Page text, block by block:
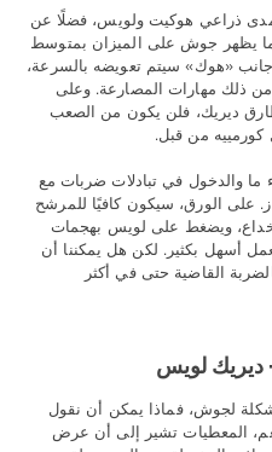
سنتيمترًا بين مدى ذراعي هوكيت ولويس، فضلًا عن
يظهر جوش على الميزان بمتوسط
جانب «هوك» سيتم تعويضه بالسرعة،
من ذلك مهارات المصارعة. وعلى
ديريك، فلن يكون من الصعب
كورمييه من قبل.
ما والدخول في تبادلات ضربات مع
على الورق، سيكون كافيًا للمرشح
ويضغط على لويس بهجمات
أسهل بكثير. لكن هل يمكننا أن
القاضية حتى في أكثر
لويس
لجوش، فماذا يمكن أن نقول
المعطيات تشير إلى أن عرض